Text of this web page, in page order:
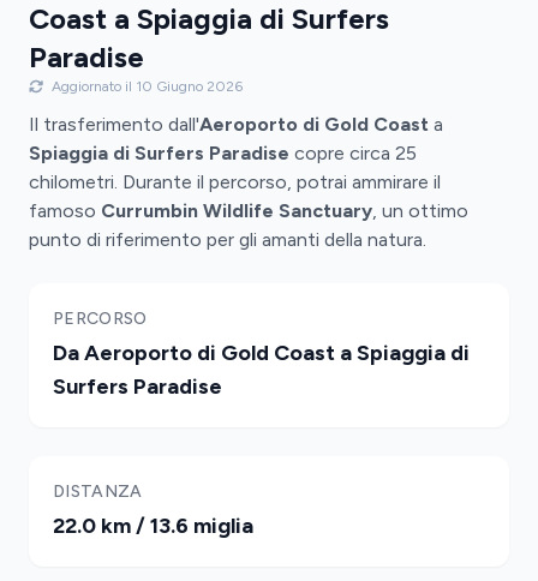
Coast a Spiaggia di Surfers
Paradise
Aggiornato il 10 Giugno 2026
Il trasferimento dall'Aeroporto di Gold Coast a
Spiaggia di Surfers Paradise copre circa 25
chilometri. Durante il percorso, potrai ammirare il
famoso Currumbin Wildlife Sanctuary, un ottimo
punto di riferimento per gli amanti della natura.
PERCORSO
Da Aeroporto di Gold Coast a Spiaggia di
Surfers Paradise
DISTANZA
22.0 km / 13.6 miglia